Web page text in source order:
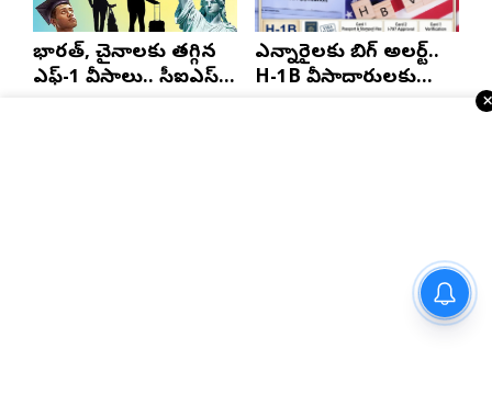
భారత్, చైనాలకు తగ్గిన
ఎఫ్-1 వీసాలు.. సీఐఎస్
ఎన్నారైలకు బిగ్ అలర్ట్..
H-1B వీసాదారులకు